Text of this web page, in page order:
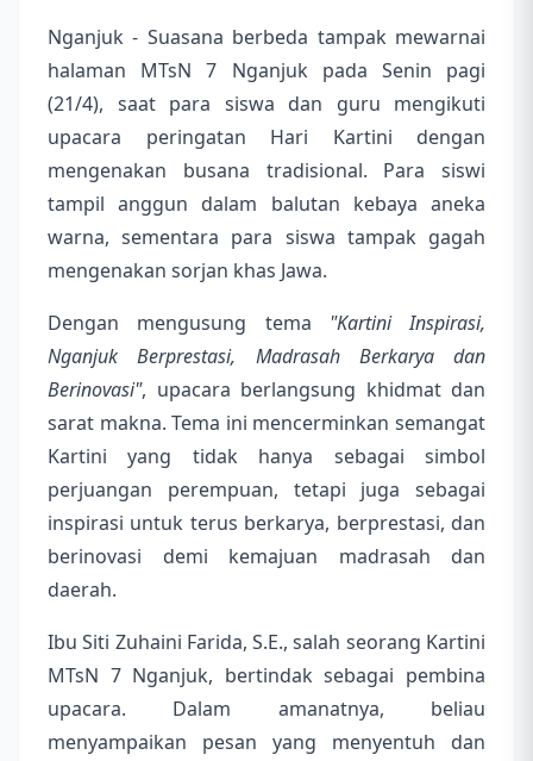
Nganjuk - Suasana berbeda tampak mewarnai
halaman MTsN 7 Nganjuk pada Senin pagi
(21/4), saat para siswa dan guru mengikuti
upacara peringatan Hari Kartini dengan
mengenakan busana tradisional. Para siswi
tampil anggun dalam balutan kebaya aneka
warna, sementara para siswa tampak gagah
mengenakan sorjan khas Jawa.
Dengan mengusung tema "Kartini Inspirasi,
Nganjuk Berprestasi, Madrasah Berkarya dan
Berinovasi", upacara berlangsung khidmat dan
sarat makna. Tema ini mencerminkan semangat
Kartini yang tidak hanya sebagai simbol
perjuangan perempuan, tetapi juga sebagai
inspirasi untuk terus berkarya, berprestasi, dan
berinovasi demi kemajuan madrasah dan
daerah.
Ibu Siti Zuhaini Farida, S.E., salah seorang Kartini
MTsN 7 Nganjuk, bertindak sebagai pembina
upacara. Dalam amanatnya, beliau
menyampaikan pesan yang menyentuh dan